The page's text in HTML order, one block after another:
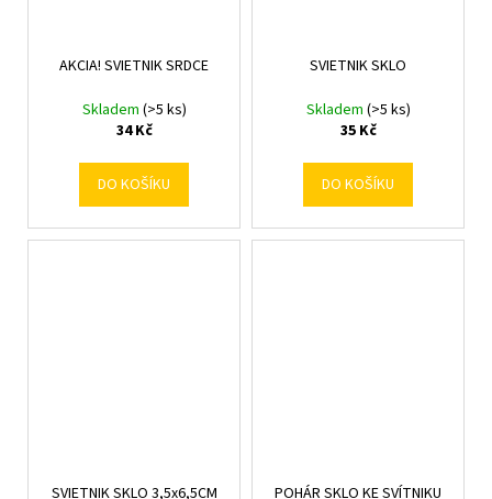
AKCIA! SVIETNIK SRDCE
Skladem (>5 ks)
34 Kč
DO KOŠÍKU
SVIETNIK SKLO
Skladem (>5 ks)
35 Kč
DO KOŠÍKU
SVIETNIK SKLO 3,5x6,5CM POHÁR SKLO KE SVÍTNIKU